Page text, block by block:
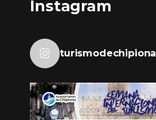
Instagram
turismodechipiona